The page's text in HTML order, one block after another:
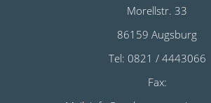
Morellstr. 33
86159 Augsburg
Tel: 0821 / 4443066
Fax: